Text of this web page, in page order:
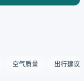
空气质量 出行建议